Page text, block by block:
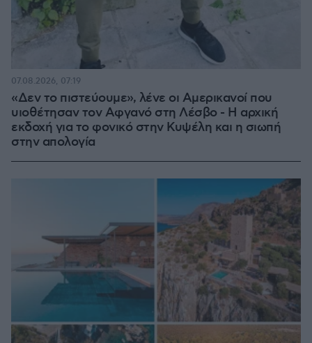
«Δεν το πιστεύουμε», λένε οι Αμερικανοί που
υιοθέτησαν τον Αφγανό στη Λέσβο - Η αρχική
εκδοχή για το φονικό στην Κυψέλη και η σιωπή
στην απολογία
07.08.2026, 07:19